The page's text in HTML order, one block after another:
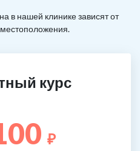
в нашей клинике зависят от
курс
₽